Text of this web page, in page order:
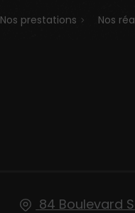
Nos prestations Nos
84 Boulevard